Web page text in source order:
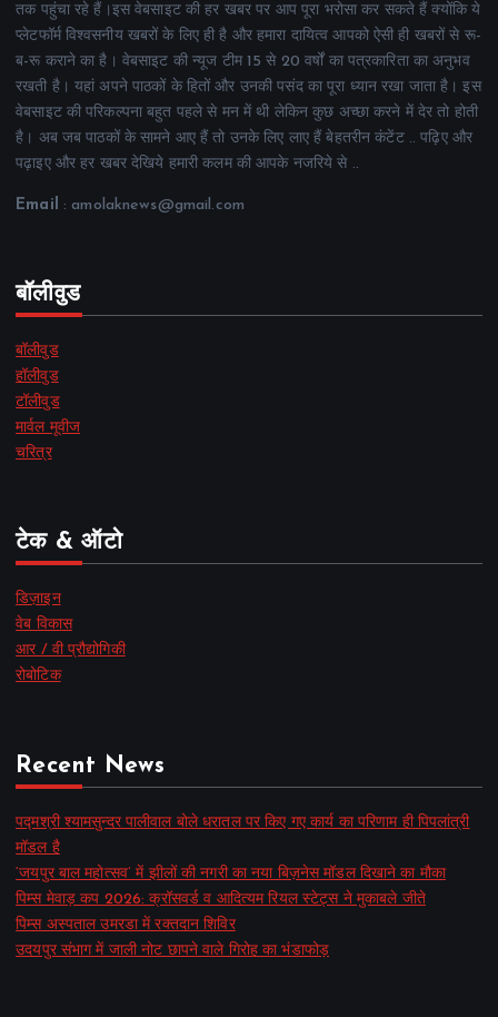
तक पहुंचा रहे हैं।इस वेबसाइट की हर खबर पर आप पूरा भरोसा कर सकते हैं क्योंकि ये
प्लेटफॉर्म विश्वसनीय खबरों के लिए ही है और हमारा दायित्व आपको ऐसी ही खबरों से रू-
ब-रू कराने का है। वेबसाइट की न्यूज टीम 15 से 20 वर्षों का पत्रकारिता का अनुभव
रखती है। यहां अपने पाठकों के हितों और उनकी पसंद का पूरा ध्यान रखा जाता है। इस
वेबसाइट की परिकल्पना बहुत पहले से मन में थी लेकिन कुछ अच्छा करने में देर तो होती
है। अब जब पाठकों के सामने आए हैं तो उनके लिए लाए हैं बेहतरीन कंटेंट .. पढ़िए और
पढ़ाइए और हर खबर देखिये हमारी कलम की आपके नजरिये से ..
Email : amolaknews@gmail.com
बॉलीवुड
बॉलीवुड
हॉलीवुड
टॉलीवुड
मार्वल मूवीज
चरित्र
टेक & ऑटो
डिज़ाइन
वेब विकास
आर / वी प्रौद्योगिकी
रोबोटिक
Recent News
पद्मश्री श्यामसुन्दर पालीवाल बोले धरातल पर किए गए कार्य का परिणाम ही पिपलांत्री
मॉडल है
‘जयपुर बाल महोत्सव’ में झीलों की नगरी का नया बिज़नेस मॉडल दिखाने का मौका
पिम्स मेवाड़ कप 2026: क्रॉसवर्ड व आदित्यम रियल स्टेट्स ने मुकाबले जीते
पिम्स अस्पताल उमरडा में रक्तदान शिविर
उदयपुर संभाग में जाली नोट छापने वाले गिरोह का भंडाफोड़